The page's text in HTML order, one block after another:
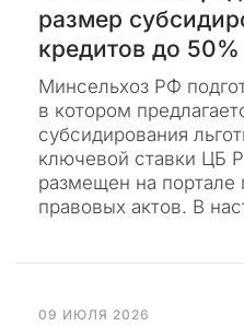
размер
кредитов до
Минсельхоз РФ
в котором
субсидирования
ключевой ставки ЦБ
размещен на портале
правовых актов. В
09 ИЮЛЯ 2026
р
и
о
д
н
о
г
о
е
з
ы
в
а
т
ь